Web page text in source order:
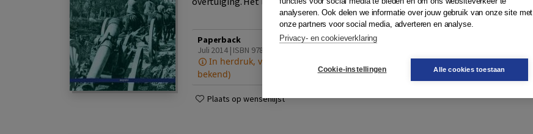
Paperback
Juli 2014 | ISBN 9789461535139
In herdruk, verwacht (datum nog niet
bekend)
29,95 Mail mij
Plaats op wensenlijst
analyseren. Ook delen we informatie over jouw gebruik van onze site met
onze partners voor social media, adverteren en analyse.
Privacy- en cookieverklaring
Cookie-instellingen Alle cookies toestaan